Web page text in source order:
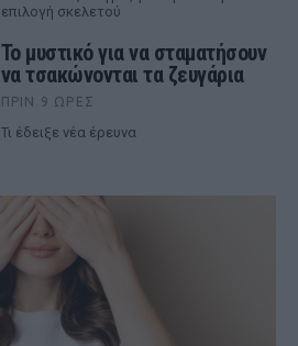
επιλογή σκελετού
Το μυστικό για να σταματήσουν
να τσακώνονται τα ζευγάρια
ΠΡΙΝ 9 ΏΡΕΣ
Τι έδειξε νέα έρευνα